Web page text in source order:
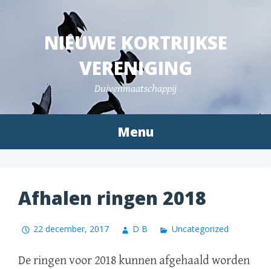
NIEUWE KORTRIJKSE
VERENIGING
Duivenmaatschappij
Menu
Afhalen ringen 2018
22 december, 2017 D B Uncategorized
De ringen voor 2018 kunnen afgehaald worden